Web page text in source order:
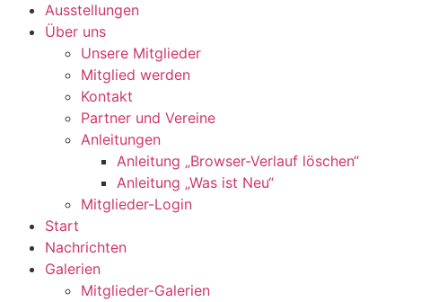
Ausstellungen
Über uns
Unsere Mitglieder
Mitglied werden
Kontakt
Partner und Vereine
Anleitungen
Anleitung „Browser-Verlauf löschen“
Anleitung „Was ist Neu“
Mitglieder-Login
Start
Nachrichten
Galerien
Mitglieder-Galerien